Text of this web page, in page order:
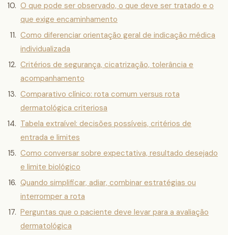
O que pode ser observado, o que deve ser tratado e o
que exige encaminhamento
Como diferenciar orientação geral de indicação médica
individualizada
Critérios de segurança, cicatrização, tolerância e
acompanhamento
Comparativo clínico: rota comum versus rota
dermatológica criteriosa
Tabela extraível: decisões possíveis, critérios de
entrada e limites
Como conversar sobre expectativa, resultado desejado
e limite biológico
Quando simplificar, adiar, combinar estratégias ou
interromper a rota
Perguntas que o paciente deve levar para a avaliação
dermatológica